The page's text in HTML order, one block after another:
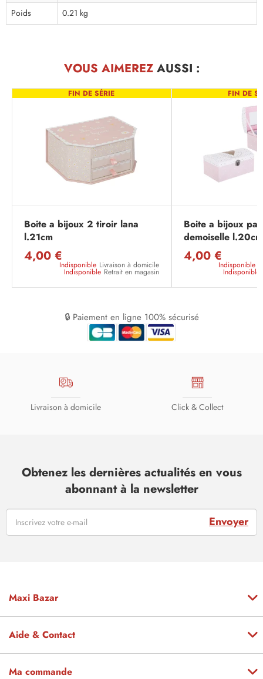
Poids
0.21 kg
VOUS AIMEREZAUSSI :
FIN DE SÉRIE
Boite a bijoux 2 tiroir lana
l.21cm
4,00 €
Indisponible Livraison à domicile
Indisponible Retrait en magasin
FIN DE
Boite a bijoux
demoiselle l.20cm
4,00 €
Indisponible
Indisponible
🔒 Paiement en ligne 100% sécurisé
Livraison à domicile Click & Collect
Obtenez les dernières actualités en vous
abonnant à la newsletter
Envoyer
Maxi Bazar
Aide & Contact
Ma commande